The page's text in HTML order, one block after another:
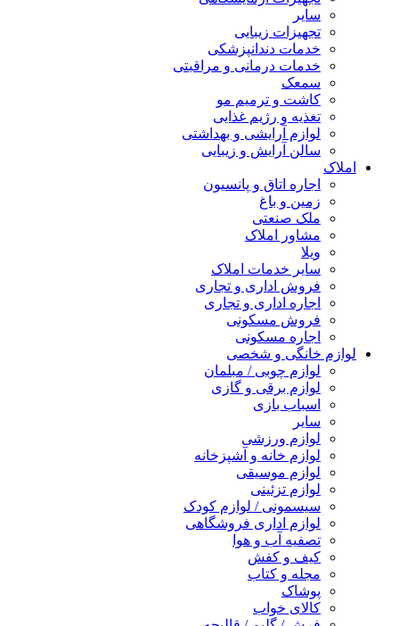
سایر
تجهیزات زیبایی
خدمات دندانپزشکی
خدمات درمانی و مراقبتی
سمعک
کاشت و ترمیم مو
تغذیه و رژیم غذایی
لوازم آرایشی و بهداشتی
سالن آرایش و زیبایی
املاک
اجاره اتاق و پانسیون
زمین و باغ
ملک صنعتی
مشاور املاک
ویلا
سایر خدمات املاک
فروش اداری و تجاری
اجاره اداری و تجاری
فروش مسکونی
اجاره مسکونی
لوازم خانگی و شخصی
لوازم چوبی / مبلمان
لوازم برقی و گازی
اسباب بازی
سایر
لوازم ورزشی
لوازم خانه و آشپزخانه
لوازم موسیقی
لوازم تزئینی
سیسمونی / لوازم کودک
لوازم اداری فروشگاهی
تصفیه آب و هوا
کیف و کفش
مجله و کتاب
پوشاک
کالای خواب